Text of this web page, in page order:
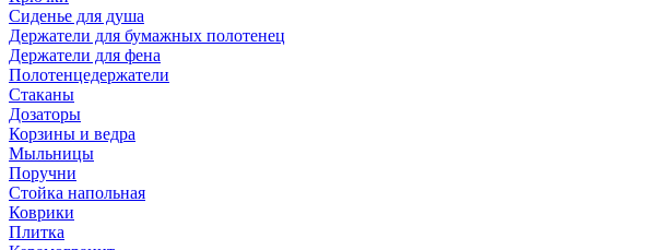
Сиденье для душа
Держатели для бумажных полотенец
Держатели для фена
Полотенцедержатели
Стаканы
Дозаторы
Корзины и ведра
Мыльницы
Поручни
Стойка напольная
Коврики
Плитка